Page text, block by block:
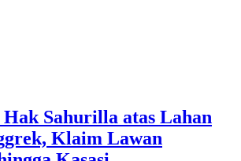
Hak Sahurilla atas Lahan
Klaim Lawan